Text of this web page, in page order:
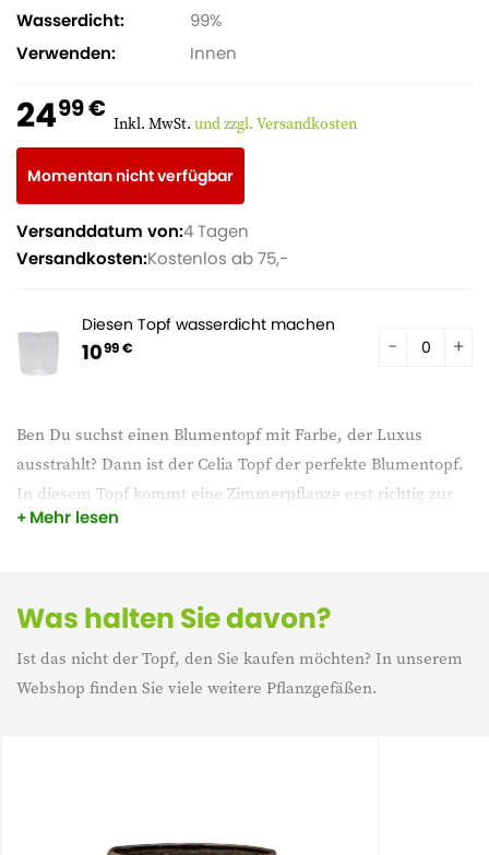
Ben Du suchst einen Blumentopf mit Farbe, der Luxus
ausstrahlt? Dann ist der Celia Topf der perfekte Blumentopf.
In diesem Topf kommt eine Zimmerpflanze erst richtig zur
Geltung. Der Celia Blumentopf zeichnet sich durch sein
Mehr lesen
Wasserdicht
99%
Verwenden
Innen
2499 € Inkl. MwSt. und zzgl. Versandkosten
Momentan nicht verfügbar
Versanddatum von:4 Tagen
Versandkosten:Kostenlos ab 75,-
Diesen Topf wasserdicht machen
1099 €
Was halten Sie davon?
Ist das nicht der Topf, den Sie kaufen möchten? In unserem
Webshop finden Sie viele weitere Pflanzgefäßen.